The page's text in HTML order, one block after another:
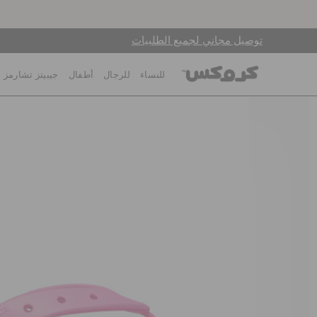
توصيل مجاني لجميع الطلبيات
للنساء للرجال أطفال جيبيتز تشارمز